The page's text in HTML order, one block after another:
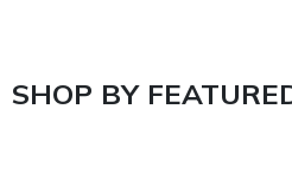
SHOP BY